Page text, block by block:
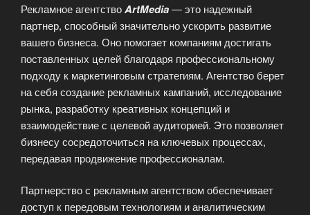
Рекламное агентствоArtMedia— это надежный
партнер, способный значительно ускорить развитие
вашего бизнеса. Оно помогает компаниям достигать
поставленных целей благодаря профессиональному
подходу к маркетинговым стратегиям. Агентство берет
на себя создание рекламных кампаний, исследование
рынка, разработку креативных концепций и
взаимодействие с целевой аудиторией. Это позволяет
бизнесу сосредоточиться на ключевых процессах,
передавая продвижение профессионалам.
Партнерство с рекламным агентством обеспечивает
доступ к передовым технологиям и аналитическим